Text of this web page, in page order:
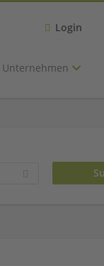
Login
Unternehmen